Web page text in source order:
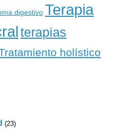
digestivo Terapia
terapias
holístico
(23)